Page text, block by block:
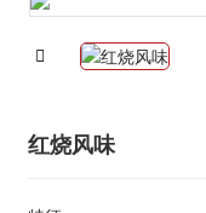
红烧风味